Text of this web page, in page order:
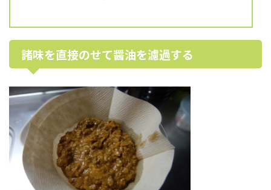
諸味を直接のせて醤油を濾過する